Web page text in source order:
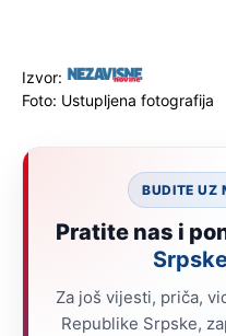
Izvor:
Foto: Ustupljena fotografija
BUDITE UZ
Pratite nas i
Za još vijesti, priča,
Republike Srpske,